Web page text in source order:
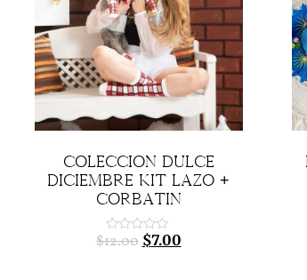
COLECCIÓN DULCE
DICIEMBRE KIT LAZO +
CORBATÍN
Valorado
$12.00 $7.00